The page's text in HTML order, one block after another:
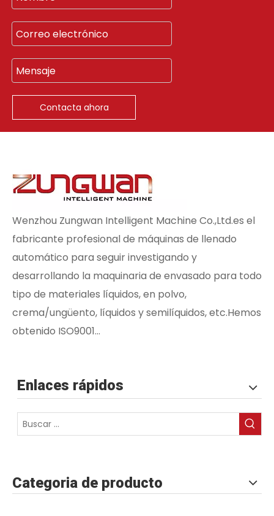
Contacta ahora
Wenzhou Zungwan Intelligent Machine Co.,Ltd.es el
fabricante profesional de máquinas de llenado
automático para seguir investigando y
desarrollando la maquinaria de envasado para todo
tipo de materiales líquidos, en polvo,
crema/ungüento, líquidos y semilíquidos, etc.Hemos
obtenido ISO9001...
Enlaces rápidos
Categoria de producto